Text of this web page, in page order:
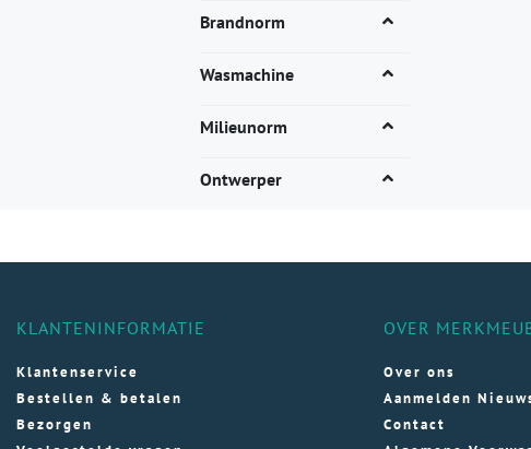
Brandnorm
Wasmachine
Milieunorm
Ontwerper
KLANTENINFORMATIE
Klantenservice
Bestellen & betalen
Bezorgen
OVER
Over ons
Aanmelden
Contact